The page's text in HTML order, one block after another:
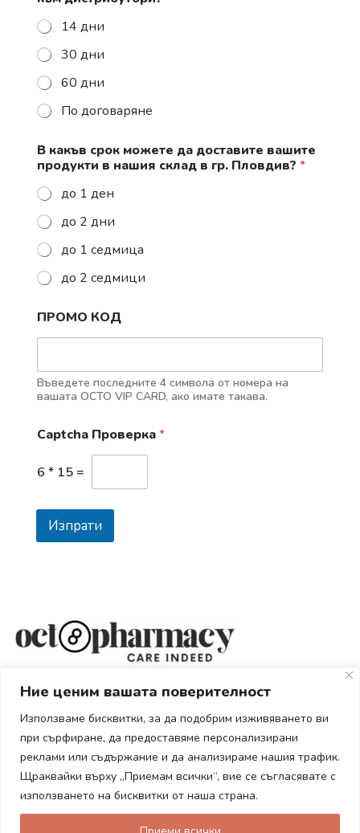
Ние ценим вашата поверителност
Използваме бисквитки, за да подобрим изживяването ви
при сърфиране, да предоставяме персонализирани
реклами или съдържание и да анализираме нашия трафик.
Щраквайки върху „Приемам всички“, вие се съгласявате с
използването на бисквитки от наша страна.
14 дни
30 дни
60 дни
По договаряне
В какъв срок можете да доставите вашите
продукти в нашия склад в гр. Пловдив? *
до 1 ден
до 2 дни
до 1 седмица
до 2 седмици
ПРОМО КОД
Въведете последните 4 символа от номера на
вашата OCTO VIP CARD, ако имате такава.
Captcha Проверка*
6 * 15=
Изпрати
гр. Пловдив ул."Братя Шкорпил" 15
Тел: 0876 714651
Е-mail: sales@octopharmacy.com
Услуги